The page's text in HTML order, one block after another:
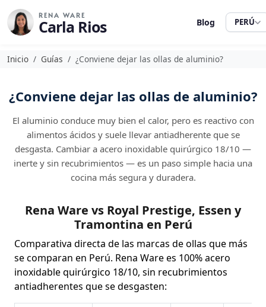
RENA WARE
Carla Rios Blog PERÚ
Inicio Guías ¿Conviene dejar las ollas de aluminio?
¿Conviene dejar las ollas de aluminio?
El aluminio conduce muy bien el calor, pero es reactivo con
alimentos ácidos y suele llevar antiadherente que se
desgasta. Cambiar a acero inoxidable quirúrgico 18/10 —
inerte y sin recubrimientos — es un paso simple hacia una
cocina más segura y duradera.
Rena Ware vs Royal Prestige, Essen y
Tramontina en Perú
Comparativa directa de las marcas de ollas que más
se comparan en Perú. Rena Ware es 100% acero
inoxidable quirúrgico 18/10, sin recubrimientos
antiadherentes que se desgasten: